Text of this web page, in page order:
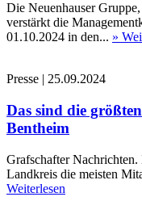
Die Neuenhauser
verstärkt die
01.10.2024 in den... »
Presse | 25.09.2024
Das sind die
Bentheim
Grafschafter
Landkreis die meisten
Weiterlesen